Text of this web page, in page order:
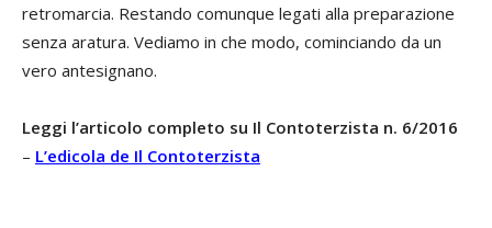
retromarcia. Restando comunque legati alla preparazione
senza aratura. Vediamo in che modo, cominciando da un
vero antesignano.
Leggi l’articolo completo su Il Contoterzista n. 6/2016
– L’edicola de Il Contoterzista